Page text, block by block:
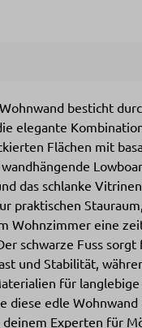
besticht
elegante
Flächen mit
das schlanke
praktischen
Wohnzimmer eine
schwarze Fuss sorgt
und Stabilität,
für
diese edle
deinem Experten für